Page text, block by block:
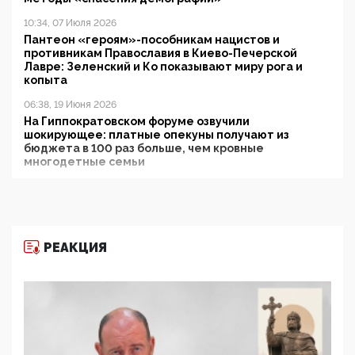
10:34, 07 Июля 2026
Пантеон «героям»-пособникам нацистов и
противникам Православия в Киево-Печерской
Лавре: Зеленский и Ко показывают миру рога и
копыта
06:38, 19 Июня 2026
На Гиппократовском форуме озвучили
шокирующее: платные опекуны получают из
бюджета в 100 раз больше, чем кровные
многодетные семьи
11:53, 09 Июня 2026
деятельность ИИТО ЮНЕСКО в России, но
цифроглобалисты продолжают определять
повестку в образовании
09:43, 01 Июня 2026
РЕАКЦИЯ